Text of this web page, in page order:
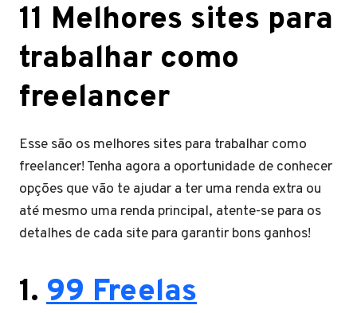
11 Melhores sites para
trabalhar como
freelancer
Esse são os melhores sites para trabalhar como
freelancer! Tenha agora a oportunidade de conhecer
opções que vão te ajudar a ter uma renda extra ou
até mesmo uma renda principal, atente-se para os
detalhes de cada site para garantir bons ganhos!
1. 99 Freelas